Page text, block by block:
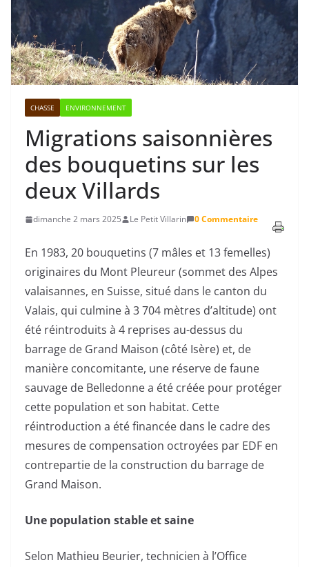
CHASSE ENVIRONNEMENT
Migrations saisonnières
des bouquetins sur les
deux Villards
dimanche 2 mars 2025 Le Petit Villarin 0 Commentaire
En 1983, 20 bouquetins (7 mâles et 13 femelles)
originaires du Mont Pleureur (sommet des Alpes
valaisannes, en Suisse, situé dans le canton du
Valais, qui culmine à 3 704 mètres d’altitude) ont
été réintroduits à 4 reprises au-dessus du
barrage de Grand Maison (côté Isère) et, de
manière concomitante, une réserve de faune
sauvage de Belledonne a été créée pour protéger
cette population et son habitat. Cette
réintroduction a été financée dans le cadre des
mesures de compensation octroyées par EDF en
contrepartie de la construction du barrage de
Grand Maison.
Une population stable et saine
Selon Mathieu Beurier, technicien à l’Office